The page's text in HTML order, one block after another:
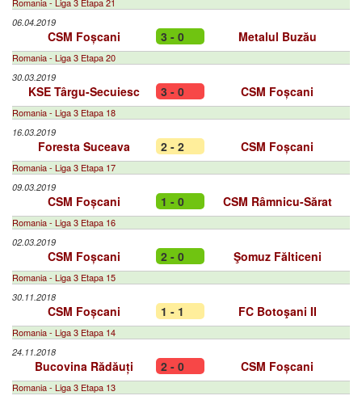
06.04.2019
CSM Foșcani 3 - 0 Metalul Buzău
Romania - Liga 3 Etapa 20
30.03.2019
KSE Târgu-Secuiesc 3 - 0 CSM Foșcani
Romania - Liga 3 Etapa 18
16.03.2019
Foresta Suceava 2 - 2 CSM Foșcani
Romania - Liga 3 Etapa 17
09.03.2019
CSM Foșcani 1 - 0 CSM Râmnicu-Sărat
Romania - Liga 3 Etapa 16
02.03.2019
CSM Foșcani 2 - 0 Şomuz Fălticeni
Romania - Liga 3 Etapa 15
30.11.2018
CSM Foșcani 1 - 1 FC Botoşani II
Romania - Liga 3 Etapa 14
24.11.2018
Bucovina Rădăuți 2 - 0 CSM Foșcani
Romania - Liga 3 Etapa 13